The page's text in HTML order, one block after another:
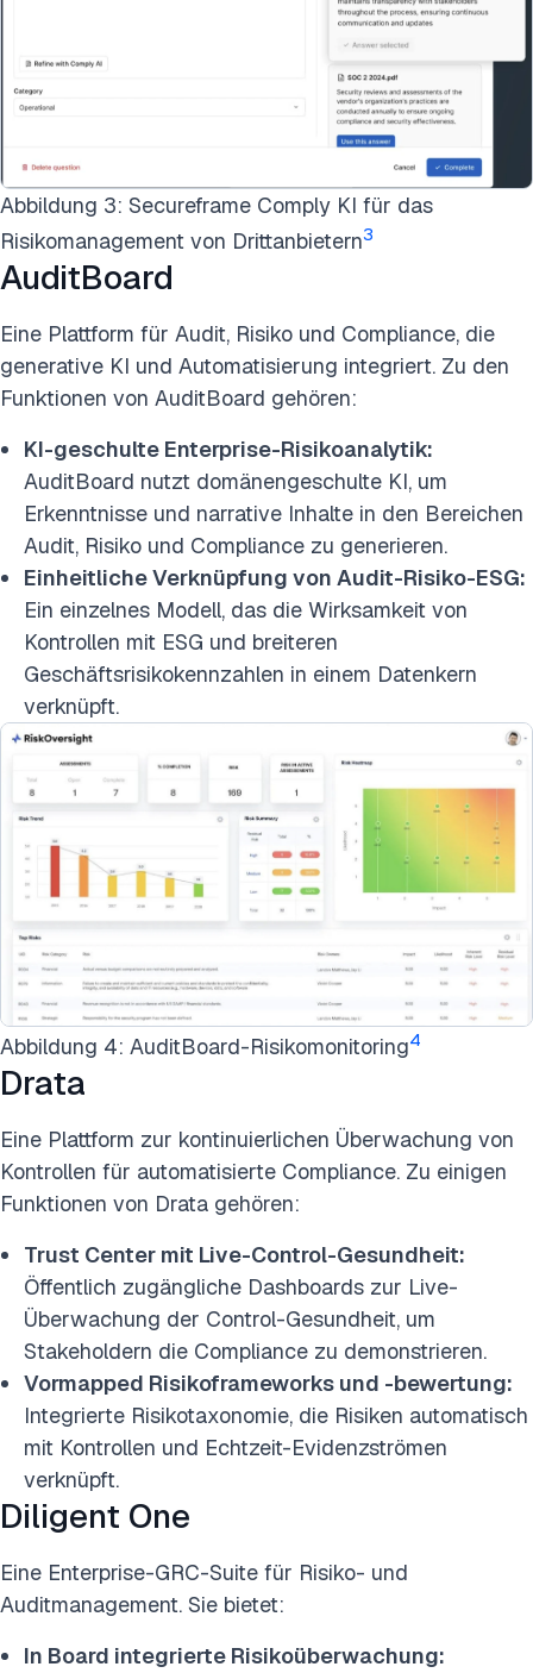
Abbildung 3: Secureframe Comply KI für das
Risikomanagement von Drittanbietern3
AuditBoard
Eine Plattform für Audit, Risiko und Compliance, die
generative KI und Automatisierung integriert. Zu den
Funktionen von AuditBoard gehören:
KI-geschulte Enterprise-Risikoanalytik:
AuditBoard nutzt domänengeschulte KI, um
Erkenntnisse und narrative Inhalte in den Bereichen
Audit, Risiko und Compliance zu generieren.
Einheitliche Verknüpfung von Audit-Risiko-ESG:
Ein einzelnes Modell, das die Wirksamkeit von
Kontrollen mit ESG und breiteren
Geschäftsrisikokennzahlen in einem Datenkern
verknüpft.
Abbildung 4: AuditBoard-Risikomonitoring4
Drata
Eine Plattform zur kontinuierlichen Überwachung von
Kontrollen für automatisierte Compliance. Zu einigen
Funktionen von Drata gehören:
Trust Center mit Live-Control-Gesundheit:
Öffentlich zugängliche Dashboards zur Live-
Überwachung der Control-Gesundheit, um
Stakeholdern die Compliance zu demonstrieren.
Vormapped Risikoframeworks und -bewertung:
Integrierte Risikotaxonomie, die Risiken automatisch
mit Kontrollen und Echtzeit-Evidenzströmen
verknüpft.
Diligent One
Eine Enterprise-GRC-Suite für Risiko- und
Auditmanagement. Sie bietet:
In Board integrierte Risikoüberwachung: